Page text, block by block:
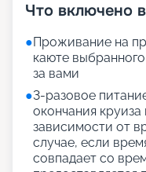
Что включено
●Проживание на
каюте
за вами
●3-разовое
окончания круиза
зависимости от
случае, если
совпадает со